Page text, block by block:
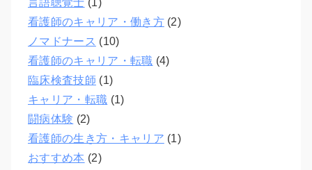
看護師のキャリア・働き方(2)
ノマドナース (10)
看護師のキャリア・転職 (4)
臨床検査技師 (1)
キャリア・転職 (1)
闘病体験 (2)
看護師の生き方・キャリア (1)
おすすめ本 (2)